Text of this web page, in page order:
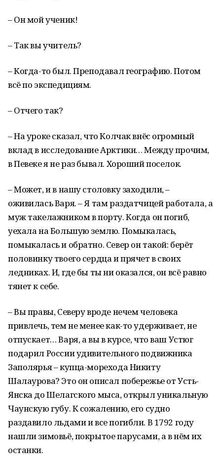
– Он мой ученик!
– Так вы учитель?
– Когда-то был. Преподавал географию. Потом
всё по экспедициям.
– Отчего так?
– На уроке сказал, что Колчак внёс огромный
вклад в исследование Арктики… Между прочим,
в Певеке я не раз бывал. Хороший поселок.
– Может, и в нашу столовку заходили, –
оживилась Варя. – Я там раздатчицей работала, а
муж такелажником в порту. Когда он погиб,
уехала на Большую землю. Помыкалась,
помыкалась и обратно. Север он такой: берёт
половинку твоего сердца и прячет в своих
ледниках. И, где бы ты ни оказался, он всё равно
тянет к себе.
– Вы правы, Северу вроде нечем человека
привлечь, тем не менее как-то удерживает, не
отпускает… Варя, а вы в курсе, что ваш Устюг
подарил России удивительного подвижника
Заполярья – купца-морехода Никиту
Шалаурова? Это он описал побережье от Усть-
Янска до Шелагского мыса, открыл уникальную
Чаунскую губу. К сожалению, его судно
раздавило льдами и все погибли. В 1792 году
нашли зимовьё, покрытое парусами, а в нём их
останки.